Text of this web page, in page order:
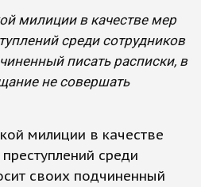
милиции в качестве мер
среди сотрудников
писать расписки, в
не совершать
милиции в качестве
среди
своих подчиненный